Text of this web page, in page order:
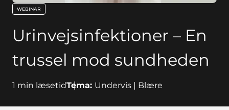
Urinvejsinfektioner – En
trussel mod sundheden
key:global.content-type:
WEBINAR
1 min læsetidTema: Undervis | Blære